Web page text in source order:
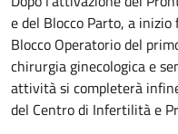
e del Blocco Parto, a
Blocco Operatorio del
chirurgia ginecologica e
attività si completerà
del Centro di Infertilità e